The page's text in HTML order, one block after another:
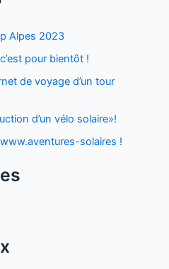
Alpes 2023
pour bientôt !
de voyage d’un tour
d’un vélo solaire»!
solaires !